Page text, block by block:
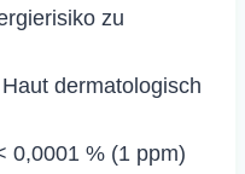
zu
dermatologisch
0,0001 % (1 ppm)